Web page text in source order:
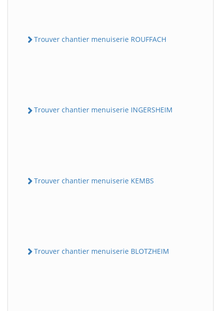
Trouver chantier menuiserie ROUFFACH
Trouver chantier menuiserie INGERSHEIM
Trouver chantier menuiserie KEMBS
Trouver chantier menuiserie BLOTZHEIM